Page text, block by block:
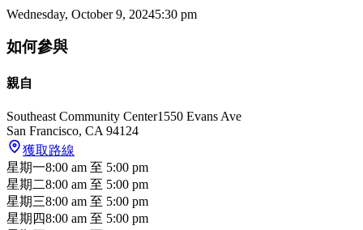
Wednesday, October 9, 20245:30 pm
如何參與
親自
Southeast Community Center1550 Evans Ave
San Francisco, CA 94124
獲取路線
星期一8:00 am 至 5:00 pm
星期二8:00 am 至 5:00 pm
星期三8:00 am 至 5:00 pm
星期四8:00 am 至 5:00 pm